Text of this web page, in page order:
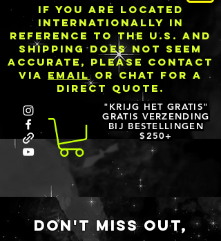
IF YOU ARE LOCATED
INTERNATIONALLY IN
REFERENCE TO THE U.S. AND
SHIPPING DOES NOT SEEM
ACCURATE, PLEASE CONTACT
VIA EMAIL OR CHAT FOR A
DIRECT QUOTE.
"KRIJG HET GRATIS"
GRATIS VERZENDING
BIJ BESTELLINGEN
$250+
DON'T MISS OUT,